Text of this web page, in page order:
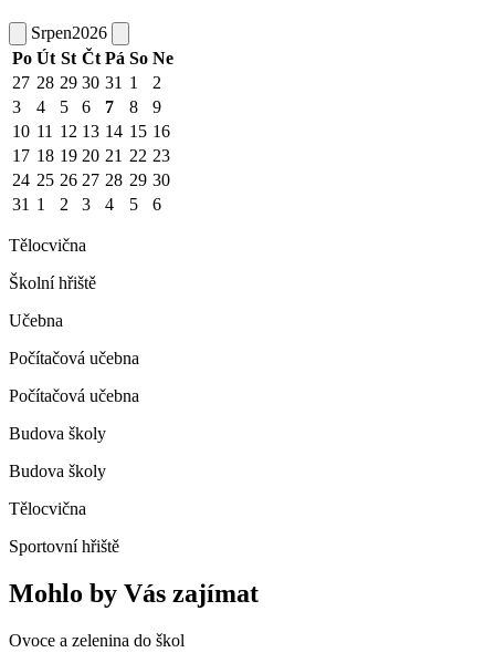
Srpen2026
Po Út St Čt Pá So Ne
27 28 29 30 31 1
2
3
4 5 6 7 8
9
10 11 12 13 14 15 16
17 18 19 20 21 22 23
24 25 26 27 28 29 30
31 1 2 3 4 5 6
Tělocvična
Školní hřiště
Učebna
Počítačová učebna
Počítačová učebna
Budova školy
Budova školy
Tělocvična
Sportovní hřiště
Mohlo by Vás zajímat
Ovoce a zelenina do škol